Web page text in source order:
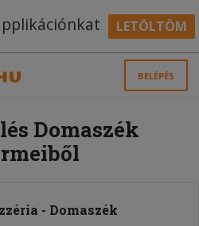
LETÖLTÖM
BELÉPÉS
Domaszék
- Domaszék